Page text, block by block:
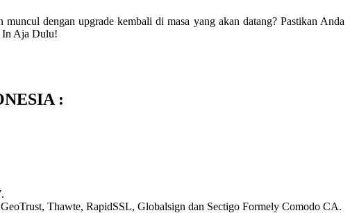
dengan upgrade kembali di masa yang akan datang? Pastikan Anda
In Aja Dulu!
:
Thawte, RapidSSL, Globalsign dan Sectigo Formely Comodo CA.